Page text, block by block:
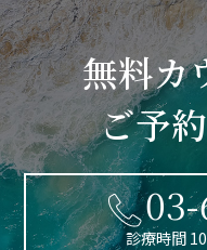
無料カ
ご予
診療時間